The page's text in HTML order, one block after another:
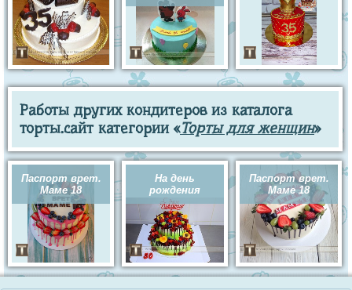
Работы других кондитеров из каталога
торты.сайт категории «Торты для женщин»
Паспорт врет.
Маме 18
На день
рождения
Паспорт врет.
Маме 18